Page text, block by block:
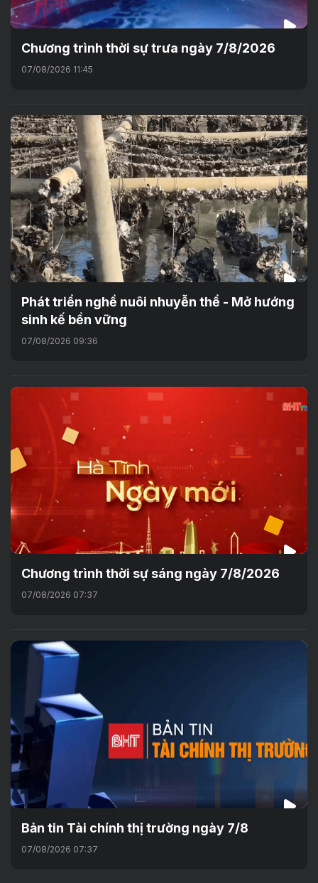
Chương trình thời sự trưa ngày 7/8/2026
07/08/2026 11:45
Phát triển nghề nuôi nhuyễn thể - Mở hướng
sinh kế bền vững
07/08/2026 09:36
Chương trình thời sự sáng ngày 7/8/2026
07/08/2026 07:37
Bản tin Tài chính thị trường ngày 7/8
07/08/2026 07:37